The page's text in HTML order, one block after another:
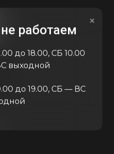
код:4337
×
работаем
до 18.00, СБ 10.00
выходной
до 19.00, СБ — ВС